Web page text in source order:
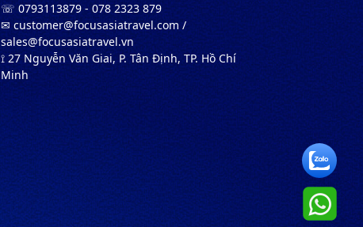
☏ 0793113879 - 078 2323 879
✉︎ customer@focusasiatravel.com /
sales@focusasiatravel.vn
⟟ 27 Nguyễn Văn Giai, P. Tân Định, TP. Hồ Chí
Minh